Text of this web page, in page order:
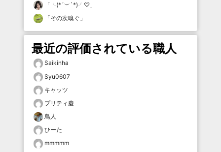
「 ╰(*´︶`*)╯♡ 」
「その次嗅ぐ 」
最近の評価されている職人
Saikinha
Syu0607
キャッツ
プリティ慶
鳥人
ひーた
mmmmm